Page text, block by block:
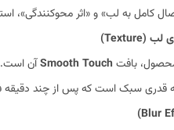
کامل به لب» و «اثر محوکنندگی»،
بافت Smooth Touchآن
قدری سبک است که پس از چند دقیقه